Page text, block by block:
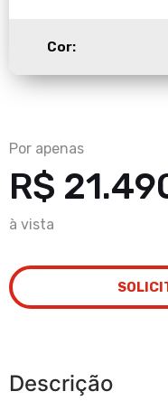
Cor:
Por apenas
R$
à vista
Descrição